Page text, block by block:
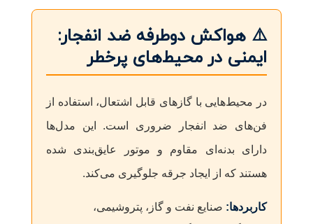
⚠️ هواکش دوطرفه ضد انفجار:
ایمنی در محیط‌های پرخطر
در محیط‌هایی با گازهای قابل اشتعال، استفاده از
فن‌های ضد انفجار ضروری است. این مدل‌ها
دارای بدنه‌ای مقاوم و موتور عایق‌بندی شده
هستند که از ایجاد جرقه جلوگیری می‌کند.
کاربردها: صنایع نفت و گاز، پتروشیمی،